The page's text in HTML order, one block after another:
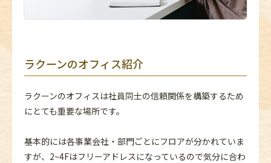
ラクーンのオフィス紹介
ラクーンのオフィスは社員同士の信頼関係を構築するため
にとても重要な場所です。
基本的には各事業会社・部門ごとにフロアが分かれていま
すが、2~4Fはフリーアドレスになっているので気分に合わ